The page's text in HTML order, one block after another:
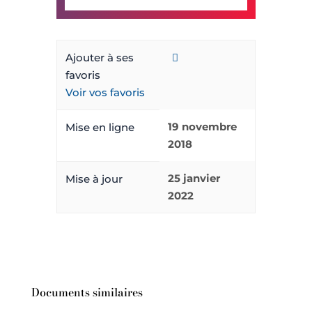
Ajouter à ses
favoris
Voir vos favoris
Mise en ligne
19 novembre
2018
Mise à jour
25 janvier
2022
Documents similaires